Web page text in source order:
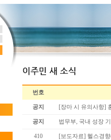
번호
공지 [장마 시 유의사항]
공지 법무부, 국내 성장
410 [보도자료] 헬스경